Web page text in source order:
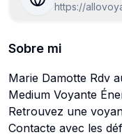
https://
Sobre mi
Marie Damotte Rdv
Medium Voyante
Retrouvez une
Contacte avec les